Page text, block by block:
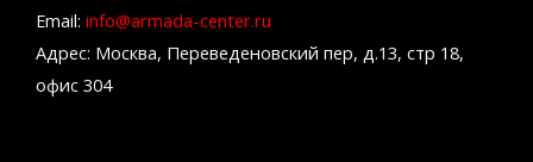
Email: info@armada-center.ru
Адрес: Москва, Переведеновский пер, д.13, стр 18,
офис 304